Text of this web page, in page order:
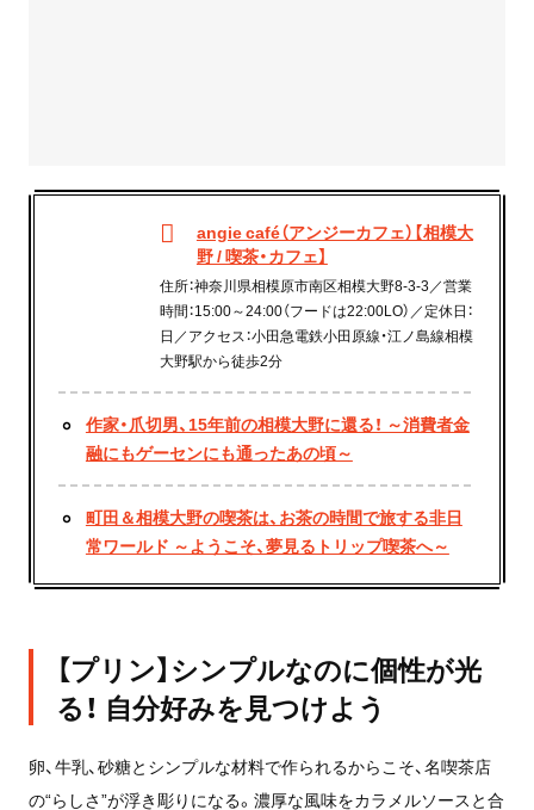
angie café（アンジーカフェ）【相模大
野 / 喫茶・カフェ】
住所：神奈川県相模原市南区相模大野8-3-3／営業
時間：15:00～24:00（フードは22:00LO）／定休日：
日／アクセス：小田急電鉄小田原線・江ノ島線相模
大野駅から徒歩2分
作家・爪切男、15年前の相模大野に還る！ ～消費者金
融にもゲーセンにも通ったあの頃～
町田＆相模大野の喫茶は、お茶の時間で旅する非日
常ワールド ～ようこそ、夢見るトリップ喫茶へ～
【プリン】シンプルなのに個性が光
る！ 自分好みを見つけよう
卵、牛乳、砂糖とシンプルな材料で作られるからこそ、名喫茶店
の“らしさ”が浮き彫りになる。濃厚な風味をカラメルソースと合